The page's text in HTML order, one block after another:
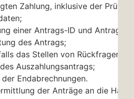
Zahlung, inklusive der
einer Antrags-ID und
des Antrags;
das Stellen von Rückfragen;
Auszahlungsantrags;
Endabrechnungen.
der Anträge an die